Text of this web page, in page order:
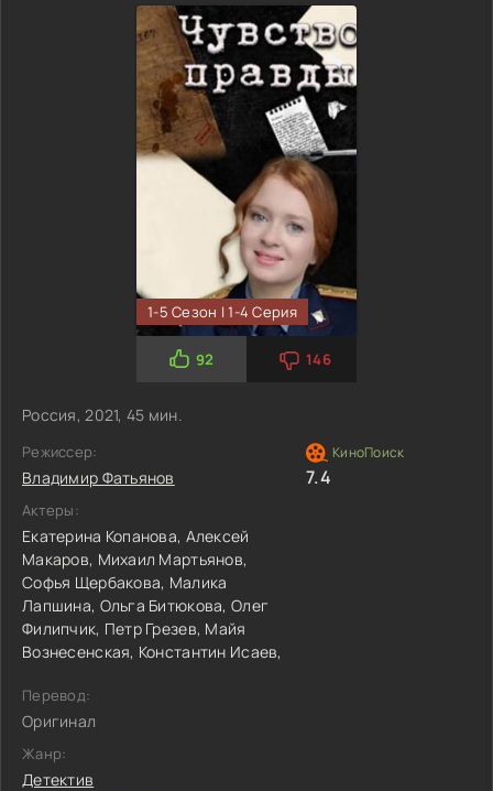
1-5 Сезон | 1-4 Серия
92 146
Россия, 2021, 45 мин.
Режиссер:
Владимир Фатьянов
Актеры:
Екатерина Копанова, Алексей
Макаров, Михаил Мартьянов,
Софья Щербакова, Малика
Лапшина, Ольга Битюкова,Олег
Филипчик, Петр Грезев, Майя
Вознесенская, Константин Исаев,
7.4
Перевод:
Оригинал
Жанр:
Детектив